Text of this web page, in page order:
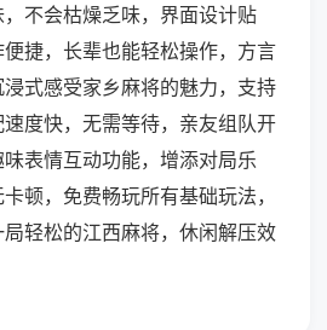
不会枯燥乏味，界面设计贴
捷，长辈也能轻松操作，方言
式感受家乡麻将的魅力，支持
度快，无需等待，亲友组队开
表情互动功能，增添对局乐
顿，免费畅玩所有基础玩法，
轻松的江西麻将，休闲解压效